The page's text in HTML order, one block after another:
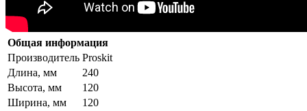
Общая информация
Производитель Proskit
Длина, мм
240
Высота, мм
120
Ширина, мм
120